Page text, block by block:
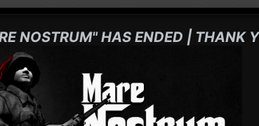
NOSTRUM" HAS ENDED | THANK